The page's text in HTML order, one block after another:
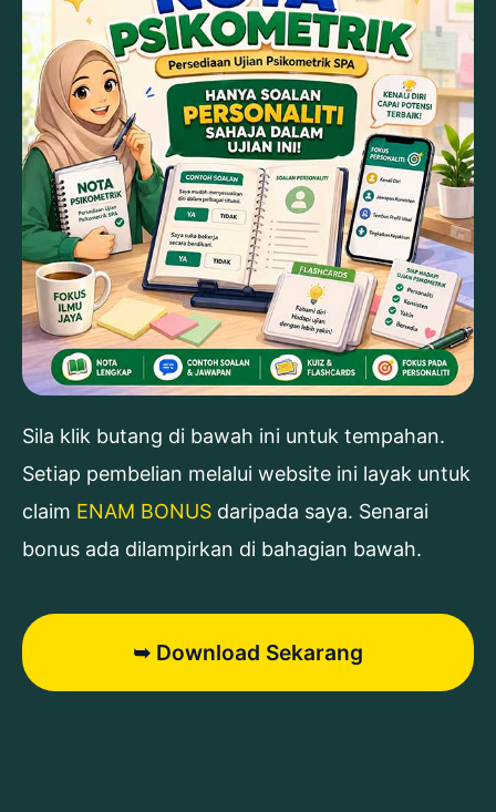
Sila klik butang di bawah ini untuk tempahan.
Setiap pembelian melalui website ini layak untuk
claim ENAM BONUS daripada saya. Senarai
bonus ada dilampirkan di bahagian bawah.
➥ Download Sekarang